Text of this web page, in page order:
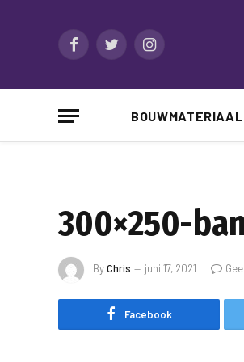
FacebookTwitterInstagram
BOUWMATERIAAL
300×250-
ByChris juni 17, 2021
Facebook